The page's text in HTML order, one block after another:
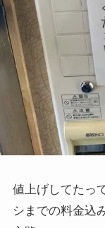
値上げしてたっ
シまでの料金込